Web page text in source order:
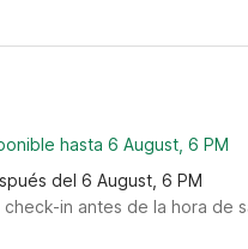
hasta 6 August, 6 PM
del 6 August, 6 PM
in antes de la hora